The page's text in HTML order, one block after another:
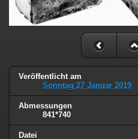
Veröffentlicht am
Sonntag 27 Januar 2019
Abmessungen
841*740
Datei